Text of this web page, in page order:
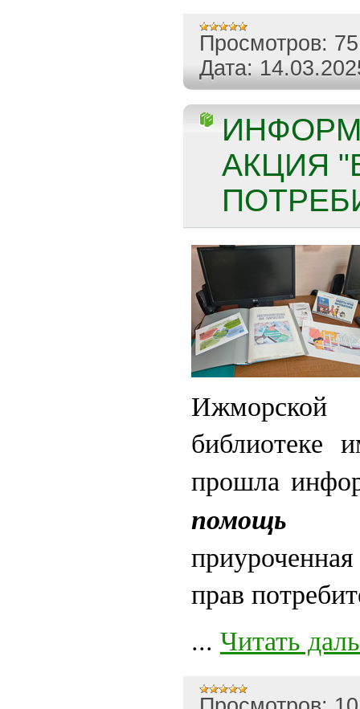
Просмотров: 75
Дата:
АКЦИЯ
библиотеке
прошла
помощь
прав
... Читать